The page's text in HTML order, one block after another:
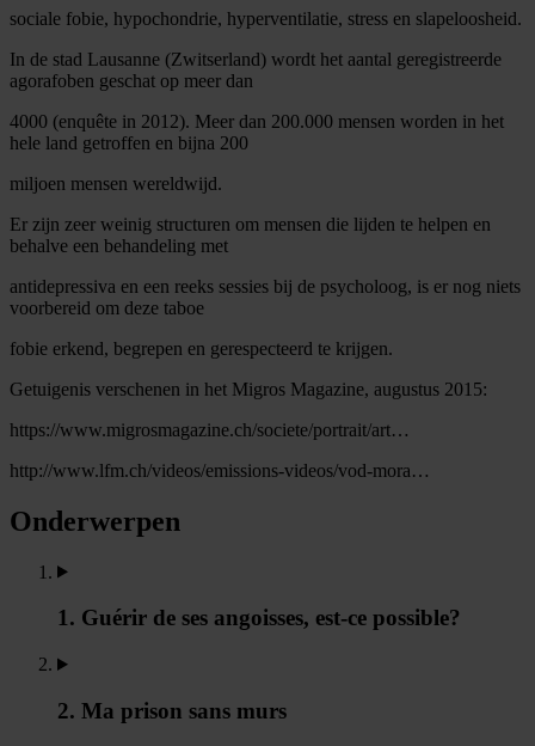
sociale fobie, hypochondrie, hyperventilatie, stress en slapeloosheid.
In de stad Lausanne (Zwitserland) wordt het aantal geregistreerde
agorafoben geschat op meer dan
4000 (enquête in 2012). Meer dan 200.000 mensen worden in het
hele land getroffen en bijna 200
miljoen mensen wereldwijd.
Er zijn zeer weinig structuren om mensen die lijden te helpen en
behalve een behandeling met
antidepressiva en een reeks sessies bij de psycholoog, is er nog niets
voorbereid om deze taboe
fobie erkend, begrepen en gerespecteerd te krijgen.
Getuigenis verschenen in het Migros Magazine, augustus 2015:
https://www.migrosmagazine.ch/societe/portrait/art…
http://www.lfm.ch/videos/emissions-videos/vod-mora…
Onderwerpen
1. Guérir de ses angoisses, est-ce possible?
2. Ma prison sans murs